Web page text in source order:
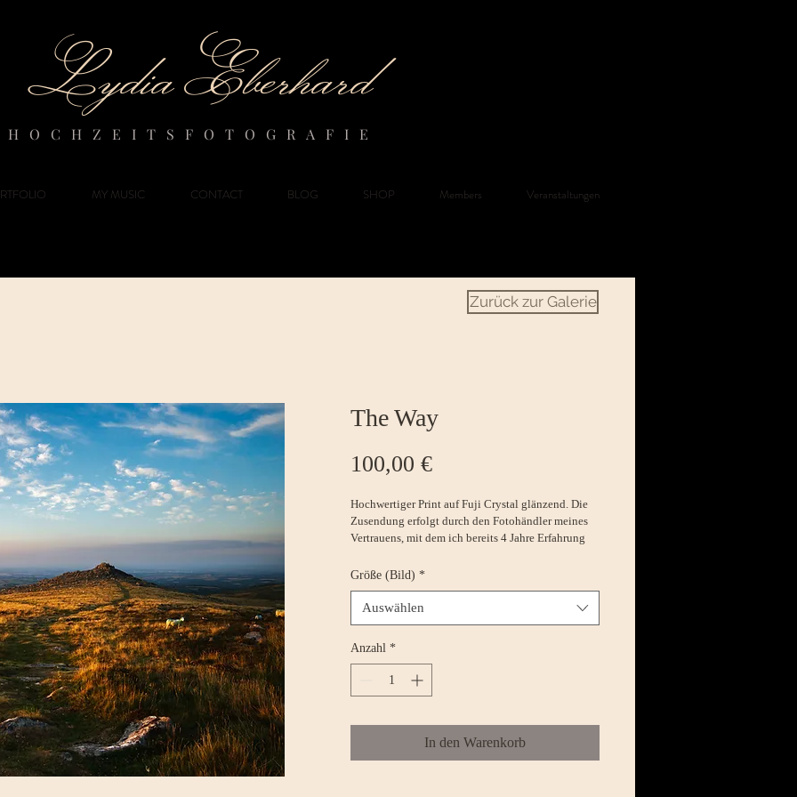
Lydia Eberhard
H O C H Z E I T S F O T O G R A F I E
MY MUSIC CONTACT BLOG SHOP Members Veranstaltungen
The Way
100,00 €Preis
Hochwertiger Print auf Fuji Crystal glänzend. Die
Zusendung erfolgt durch den Fotohändler meines
Vertrauens, mit dem ich bereits 4 Jahre Erfahrung
50x70 werden gerollt zugesendet.
Größe (Bild) *
Auswählen
Anzahl *
In den Warenkorb
Zurück zur Galerie